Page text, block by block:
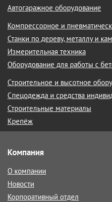
Автогаражное оборудование
Компрессорное и
Станки по дереву, металлу и
Измерительная техника
Оборудование для работы с
Строительное и высотное
Спецодежда и средства
Строительные материалы
Крепёж
Компания
О компании
Новости
Корпоративный отдел